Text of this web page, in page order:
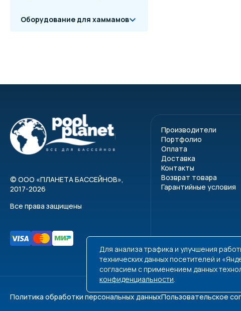
Оборудование для хаммамов
© ООО «ПЛАНЕТА БАССЕЙНОВ»,
2017-2026
Все права защищены
Производители
Портфолио
Оплата
Доставка
Контакты
Возврат товара
Гарантийные условия
Политика обработки персональных данныхПользовательское
Для анализа трафика и улучшения
технических данных посетителей и
согласием с применением данных
конфиденциальности.